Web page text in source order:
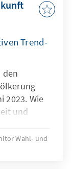
ihre
war
ein
Trend-
den
2023. Wie
und
und
sich
Wahl- und